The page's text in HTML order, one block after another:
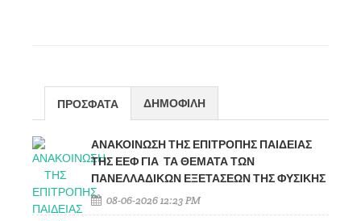
ΠΡΟΣΦΑΤΑ ΔΗΜΟΦΙΛΗ
ΑΝΑΚΟΙΝΩΣΗ ΤΗΣ ΕΠΙΤΡΟΠΗΣ ΠΑΙΔΕΙΑΣ
ΤΗΣ ΕΕΦ ΓΙΑ ΤΑ ΘΕΜΑΤΑ ΤΩΝ
ΠΑΝΕΛΛΑΔΙΚΩΝ ΕΞΕΤΑΣΕΩΝ ΤΗΣ ΦΥΣΙΚΗΣ
08-06-2026 12:23 PM